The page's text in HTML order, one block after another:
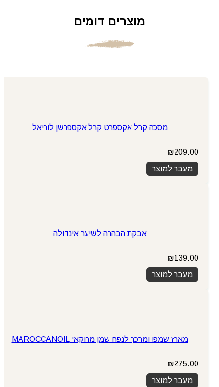
מוצרים דומים
מסכה קרל אקספרט קרל אקספרשן לוריאל
₪209.00
מעבר למוצר
אבקת הבהרה לשיער אינדולה
₪139.00
מעבר למוצר
מארז שמפו ומרכך לנפח שמן מרוקאי MAROCCANOIL
₪275.00
מעבר למוצר